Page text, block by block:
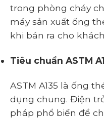
trong phòng cháy
máy sản xuất ống
khi bán ra cho
Tiêu chuẩn ASTM
ASTM A135 là ống
dụng chung. Điện
pháp phổ biến để